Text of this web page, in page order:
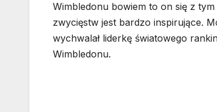
Wimbledonu bowiem to on się z
zwycięstw jest bardzo inspirujące.
wychwalał liderkę światowego
Wimbledonu.